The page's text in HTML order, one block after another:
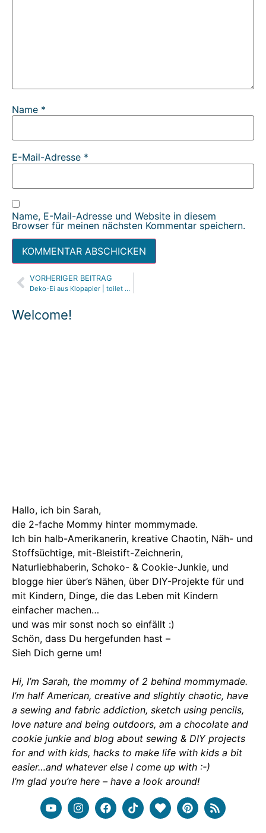
Welcome!
Hallo, ich bin Sarah,
die 2-fache Mommy hinter mommymade.
Ich bin halb-Amerikanerin, kreative Chaotin, Näh- und
Stoffsüchtige, mit-Bleistift-Zeichnerin,
Naturliebhaberin, Schoko- & Cookie-Junkie, und
blogge hier über’s Nähen, über DIY-Projekte für und
mit Kindern, Dinge, die das Leben mit Kindern
einfacher machen…
und was mir sonst noch so einfällt :)
Schön, dass Du hergefunden hast –
Sieh Dich gerne um!
Hi, I’m Sarah, the mommy of 2 behind mommymade.
I’m half American, creative and slightly chaotic, have
a sewing and fabric addiction, sketch using pencils,
love nature and being outdoors, am a chocolate and
cookie junkie and blog about sewing & DIY projects
for and with kids, hacks to make life with kids a bit
easier…and whatever else I come up with :-)
I’m glad you’re here – have a look around!
Name *
E-Mail-Adresse *
Name, E-Mail-Adresse und Website in diesem
Browser für meinen nächsten Kommentar speichern.
Alternative:
VORHERIGER BEITRAG
Deko-Ei aus Klopapier | toilet paper easter egg